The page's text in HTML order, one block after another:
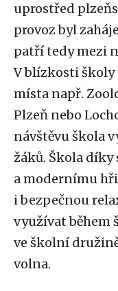
uprostřed
provoz byl
patří tedy mezi
V blízkosti školy
místa např.
Plzeň nebo
návštěvu škola
žáků. Škola díky
a modernímu
i bezpečnou
využívat během
ve školní
volna.